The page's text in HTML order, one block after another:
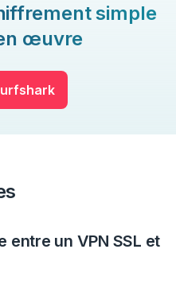
simple
œuvre
un VPN SSL et